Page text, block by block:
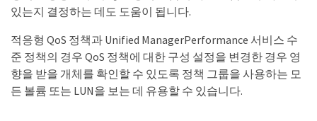
있는지 결정하는 데도 도움이 됩니다.
적응형 QoS 정책과 Unified ManagerPerformance 서비스 수
준 정책의 경우 QoS 정책에 대한 구성 설정을 변경한 경우 영
향을 받을 개체를 확인할 수 있도록 정책 그룹을 사용하는 모
든 볼륨 또는 LUN을 보는 데 유용할 수 있습니다.